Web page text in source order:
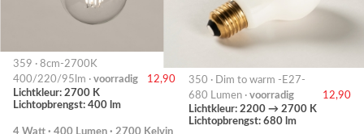
359 · 8cm-2700K
400/220/95lm · voorradig
12,90
Lichtkleur: 2700 K
Lichtopbrengst: 400 lm
4 Watt · 400 Lumen · 2700 Kelvin
350 · Dim to warm -E27-
680 Lumen · voorradig
12,90
Lichtkleur: 2200 → 2700 K
Lichtopbrengst: 680 lm